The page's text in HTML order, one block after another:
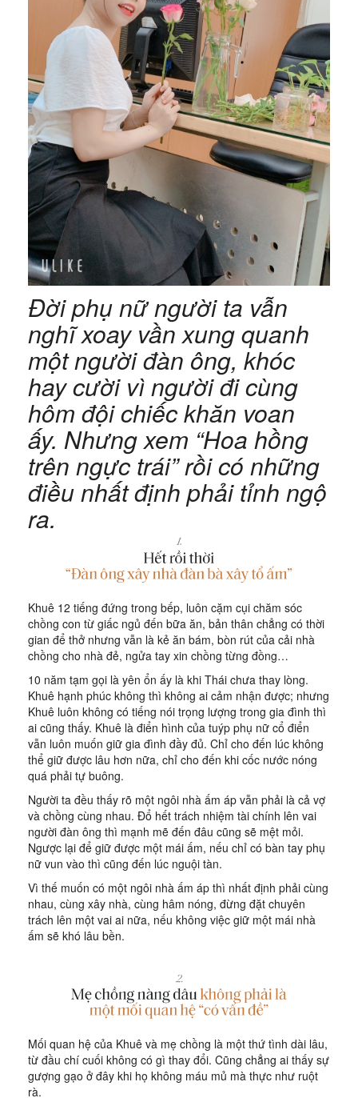
Đời phụ nữ người ta vẫn
nghĩ xoay vần xung quanh
một người đàn ông, khóc
hay cười vì người đi cùng
hôm đội chiếc khăn voan
ấy. Nhưng xem “Hoa hồng
trên ngực trái” rồi có những
điều nhất định phải tỉnh ngộ
ra.
Khuê 12 tiếng đứng trong bếp, luôn cặm cụi chăm sóc
chồng con từ giấc ngủ đến bữa ăn, bản thân chẳng có thời
gian để thở nhưng vẫn là kẻ ăn bám, bòn rút của cải nhà
chồng cho nhà đẻ, ngửa tay xin chồng từng đồng…
10 năm tạm gọi là yên ổn ấy là khi Thái chưa thay lòng.
Khuê hạnh phúc không thì không ai cảm nhận được; nhưng
Khuê luôn không có tiếng nói trọng lượng trong gia đình thì
ai cũng thấy. Khuê là điển hình của tuýp phụ nữ cổ điển
vẫn luôn muốn giữ gia đình đầy đủ. Chỉ cho đến lúc không
thể giữ được lâu hơn nữa, chỉ cho đến khi cốc nước nóng
quá phải tự buông.
Người ta đều thấy rõ một ngôi nhà ấm áp vẫn phải là cả vợ
và chồng cùng nhau. Đổ hết trách nhiệm tài chính lên vai
người đàn ông thì mạnh mẽ đến đâu cũng sẽ mệt mỏi.
Ngược lại để giữ được một mái ấm, nếu chỉ có bàn tay phụ
nữ vun vào thì cũng đến lúc nguội tàn.
Vì thế muốn có một ngôi nhà ấm áp thì nhất định phải cùng
nhau, cùng xây nhà, cùng hâm nóng, đừng đặt chuyên
trách lên một vai ai nữa, nếu không việc giữ một mái nhà
ấm sẽ khó lâu bền.
Mối quan hệ của Khuê và mẹ chồng là một thứ tình dài lâu,
từ đầu chí cuối không có gì thay đổi. Cũng chẳng ai thấy sự
gượng gạo ở đây khi họ không máu mủ mà thực như ruột
rà.